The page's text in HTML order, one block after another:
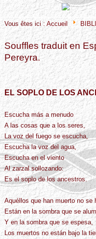
© FreeJoomla! 3 Modules - by
Vous êtes ici :Accueil
Souffles traduit en
Pereyra.
EL SOPLO DE LOS
Escucha más a menudo
A las cosas que a los seres,
La voz del fuego se escucha,
Escucha la voz del agua,
Escucha en el viento
Al zarzal sollozando:
Es el soplo de los ancestros.
Aquéllos que han muerto no se
Están en la sombra que se
Y en la sombra que se espesa,
Los muertos no están bajo la